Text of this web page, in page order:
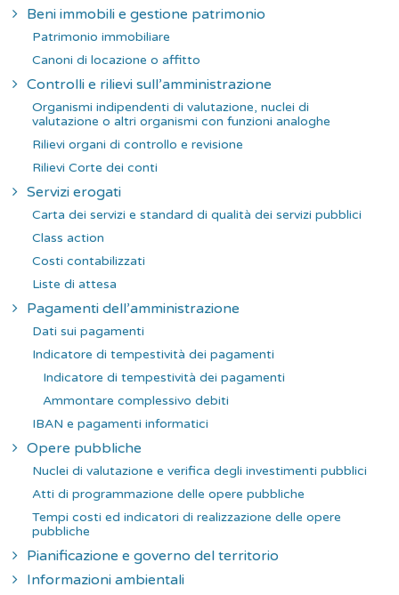
Beni immobili e gestione patrimonio
Patrimonio immobiliare
Canoni di locazione o affitto
Controlli e rilievi sull’amministrazione
Organismi indipendenti di valutazione, nuclei di
valutazione o altri organismi con funzioni analoghe
Rilievi organi di controllo e revisione
Rilievi Corte dei conti
Servizi erogati
Carta dei servizi e standard di qualità dei servizi pubblici
Class action
Costi contabilizzati
Liste di attesa
Pagamenti dell’amministrazione
Dati sui pagamenti
Indicatore di tempestività dei pagamenti
Indicatore di tempestività dei pagamenti
Ammontare complessivo debiti
IBAN e pagamenti informatici
Opere pubbliche
Nuclei di valutazione e verifica degli investimenti pubblici
Atti di programmazione delle opere pubbliche
Tempi costi ed indicatori di realizzazione delle opere
pubbliche
Pianificazione e governo del territorio
Informazioni ambientali